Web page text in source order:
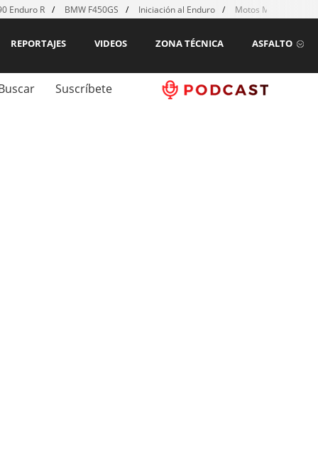
Enduro R BMW F450GS Iniciación al Enduro Motos MX para
ASFALTO
ZONA TÉCNICA
VIDEOS
REPORTAJES
Suscríbete